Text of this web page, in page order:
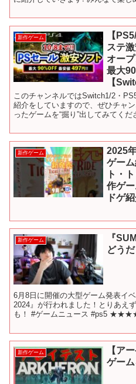
新作ゲーム
【
ステ
オー
最大
【
このチャンネルではSwitch1/2・
紹介をしていますので、ぜひチャ
ったゲームを“掘り”出してみてく
新作ゲーム
2025
ゲー
ト・
作ゲ
ドゲ
新作ゲーム
『
どう
6月8日に開催の大型ゲーム発表イ
2024』が行われました！とりあえ
も！ #ゲームニュース #ps5
新作ゲーム
【ア
ゲー